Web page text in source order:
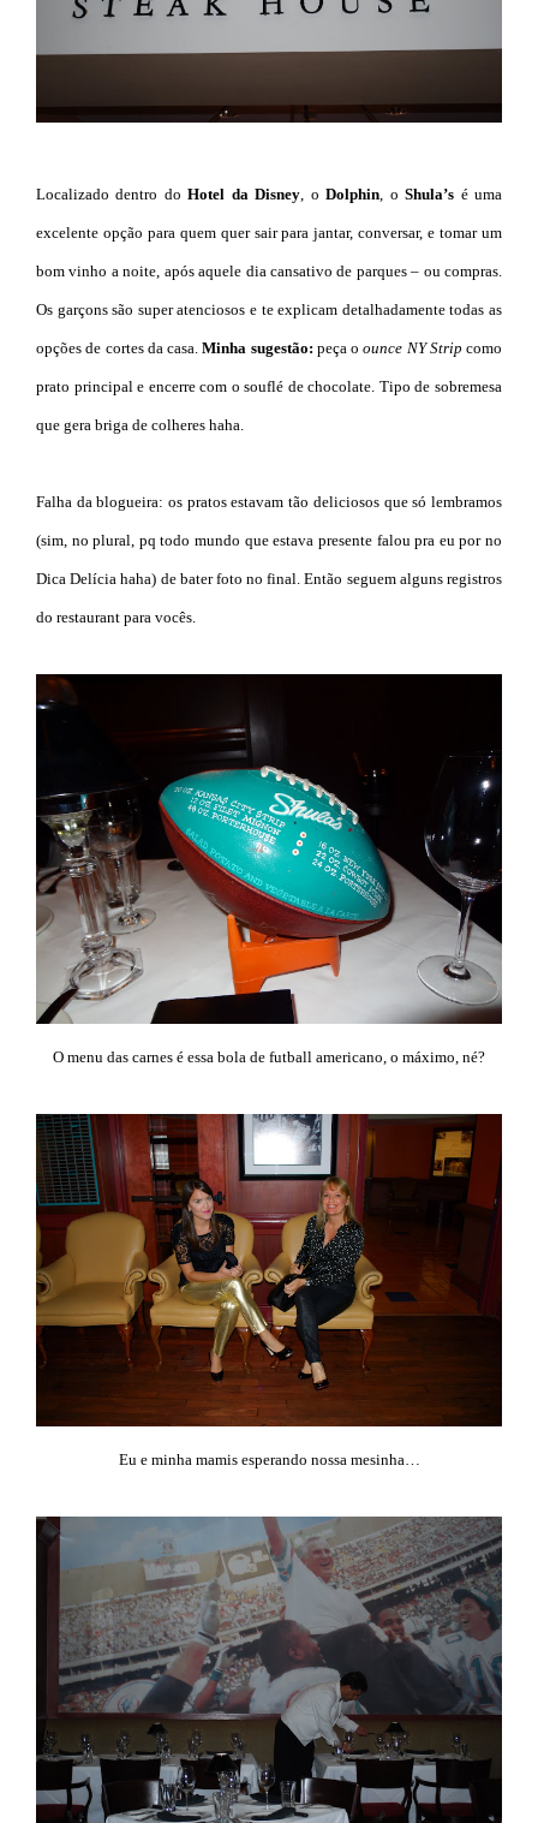
Localizado dentro doHotel da Disney, oDolphin, oShula’s é uma
excelente opção para quem quer sair para jantar, conversar, e tomar um
bom vinho a noite, após aquele dia cansativo de parques – ou compras.
Os garçons são super atenciosos e te explicam detalhadamente todas as
opções de cortes da casa.Minha sugestão: peça oounce NY Strip como
prato principal e encerre com o souflé de chocolate. Tipo de sobremesa
que gera briga de colheres haha.
Falha da blogueira: os pratos estavam tão deliciosos que só lembramos
(sim, no plural, pq todo mundo que estava presente falou pra eu por no
Dica Delícia haha) de bater foto no final. Então seguem alguns registros
do restaurant para vocês.
O menu das carnes é essa bola de futball americano, o máximo, né?
Eu e minha mamis esperando nossa mesinha…